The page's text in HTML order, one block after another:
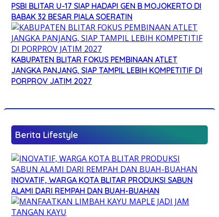
PSBI BLITAR U-17 SIAP HADAPI GEN B MOJOKERTO DI
BABAK 32 BESAR PIALA SOERATIN
KABUPATEN BLITAR FOKUS PEMBINAAN ATLET
JANGKA PANJANG, SIAP TAMPIL LEBIH KOMPETITIF DI
PORPROV JATIM 2027
Berita Lifestyle
INOVATIF, WARGA KOTA BLITAR PRODUKSI SABUN
ALAMI DARI REMPAH DAN BUAH-BUAHAN